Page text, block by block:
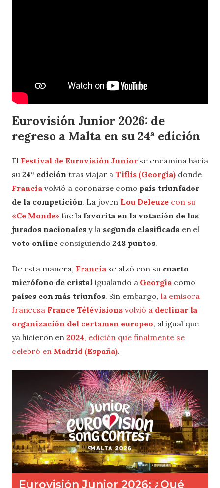
Eurovisión Junior 2026: de
regreso a Malta en su 24ª edición
El Festival de Eurovisión Junior se encamina hacia
su 24ª edición tras viajar a Tiflis (Georgia) donde
Francia volvió a coronarse como país triunfador
de la competición. La joven Lou Deleuze con su
«Ce Monde» fue la favorita en la votación de los
jurados nacionales y la segunda clasificada en el
voto online consiguiendo 248 puntos.
De esta manera, Francia se alzó con su cuarto
micrófono de cristal igualando a Georgia como
países con más triunfos. Sin embargo, la emisora
francesa France Télévisions volvió a declinar la
organización del certamen europeo, al igual que
ya hicieron en 2024, edición que finalmente se
celebró en Madrid (España).